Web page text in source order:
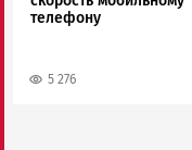
телефону
5 276